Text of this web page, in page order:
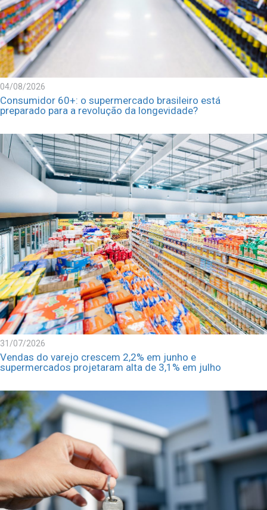
04/08/2026
Consumidor 60+: o supermercado brasileiro está
preparado para a revolução da longevidade?
31/07/2026
Vendas do varejo crescem 2,2% em junho e
supermercados projetaram alta de 3,1% em julho